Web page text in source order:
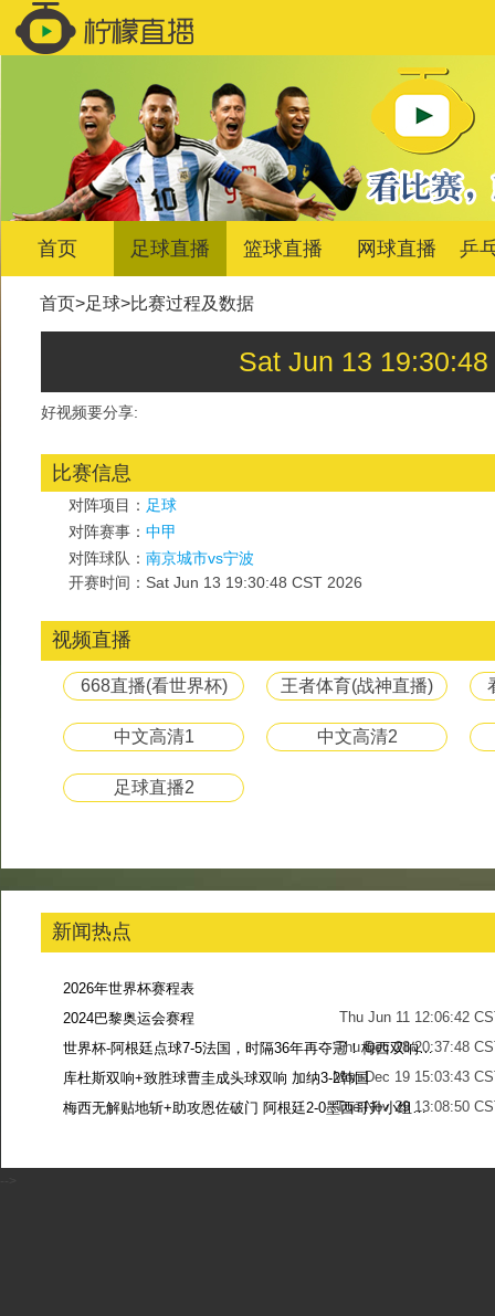
首页 足球直播 篮球直播 网球直播 乒
首页>足球>比赛过程及数据
Sat Jun 13
好视频要分享:
比赛信息
对阵项目： 足球
对阵赛事： 中甲
对阵球队： 南京城市vs宁波
开赛时间：Sat Jun 13 19:30:48 CST 2026
视频直播
668直播(看世界杯) 王者体育(战神直播)
中文高清1 中文高清2
足球直播2
新闻热点
2026年世界杯赛程表
Thu Jun 11 12:06:42
2024巴黎奥运会赛程
Thu Dec 28 20:37:48
世界杯-阿根廷点球7-5法国，时隔36年再夺冠！梅西双响姆巴佩戴帽
Mon Dec 19 15:03:43
库杜斯双响+致胜球曹圭成头球双响 加纳3-2韩国
Tue Nov 29 13:08:50
梅西无解贴地斩+助攻恩佐破门 阿根廷2-0墨西哥升小组第二